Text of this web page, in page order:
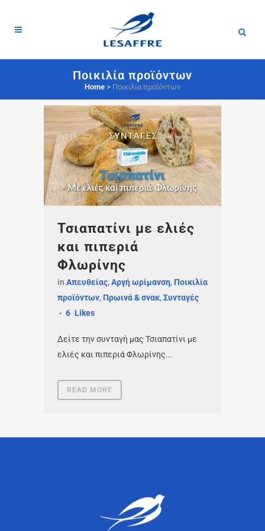
Ποικιλία προϊόντων
Home > Ποικιλία προϊόντων
Τσιαπατίνι με ελιές
και πιπεριά
Φλωρίνης
in Απευθείας,Αργή ωρίμανση, Ποικιλία
προϊόντων, Πρωινά & σνακ,Συνταγές
6 Likes
Δείτε την συνταγή μας Τσιαπατίνι με
ελιές και πιπεριά Φλωρίνης...
READ MORE